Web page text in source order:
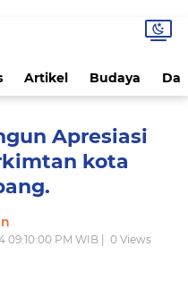
Artikel Budaya
Apresiasi
kota
09:10:00 PM WIB | 0 Views